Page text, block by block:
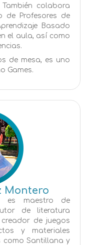
colabora
de Profesores de
Basado
el aula, así como
de mesa, es uno
Games.
Montero
es maestro de
de literatura
de juegos
y materiales
como Santillana y